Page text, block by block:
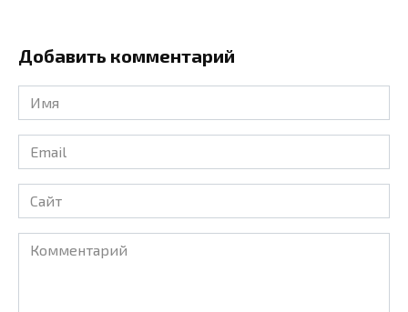
Добавить комментарий
Имя
*
Email
*
Сайт
Комментарий